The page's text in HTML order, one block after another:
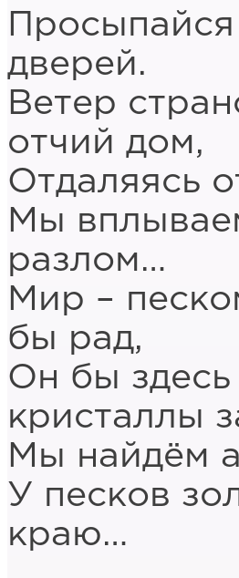
дверей.
Ветер
отчий дом,
Отдаляясь
Мы
разлом…
Мир –
бы рад,
Он бы
кристаллы
Мы найдём
У песков
краю…